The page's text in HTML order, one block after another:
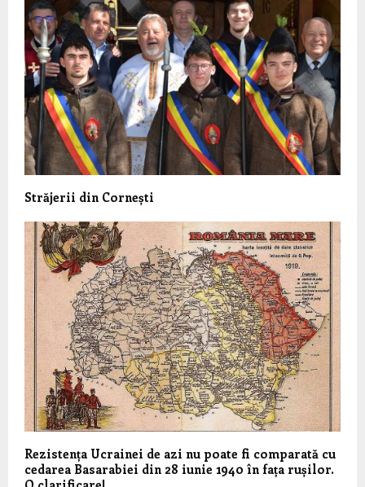
Străjerii din Cornești
Rezistența Ucrainei de azi nu poate fi comparată cu
cedarea Basarabiei din 28 iunie 1940 în fața rușilor.